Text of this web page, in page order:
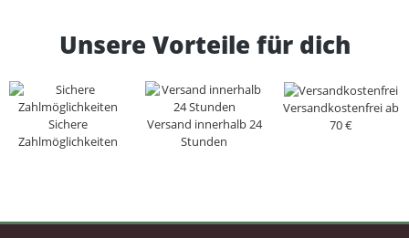
Unsere Vorteile für dich
Sichere
Zahlmöglichkeiten
Versand innerhalb 24
Stunden
Versandkostenfrei ab
70 €